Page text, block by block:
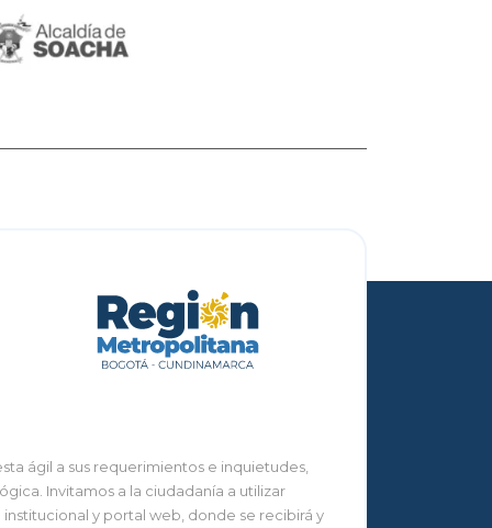
ágil a sus requerimientos e inquietudes,
Invitamos a la ciudadanía a utilizar
y portal web, donde se recibirá y